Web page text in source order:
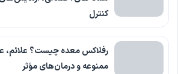
کنترل
رفلاکس معده چیست؟ علائم،
ممنوعه و درمان‌های مؤثر